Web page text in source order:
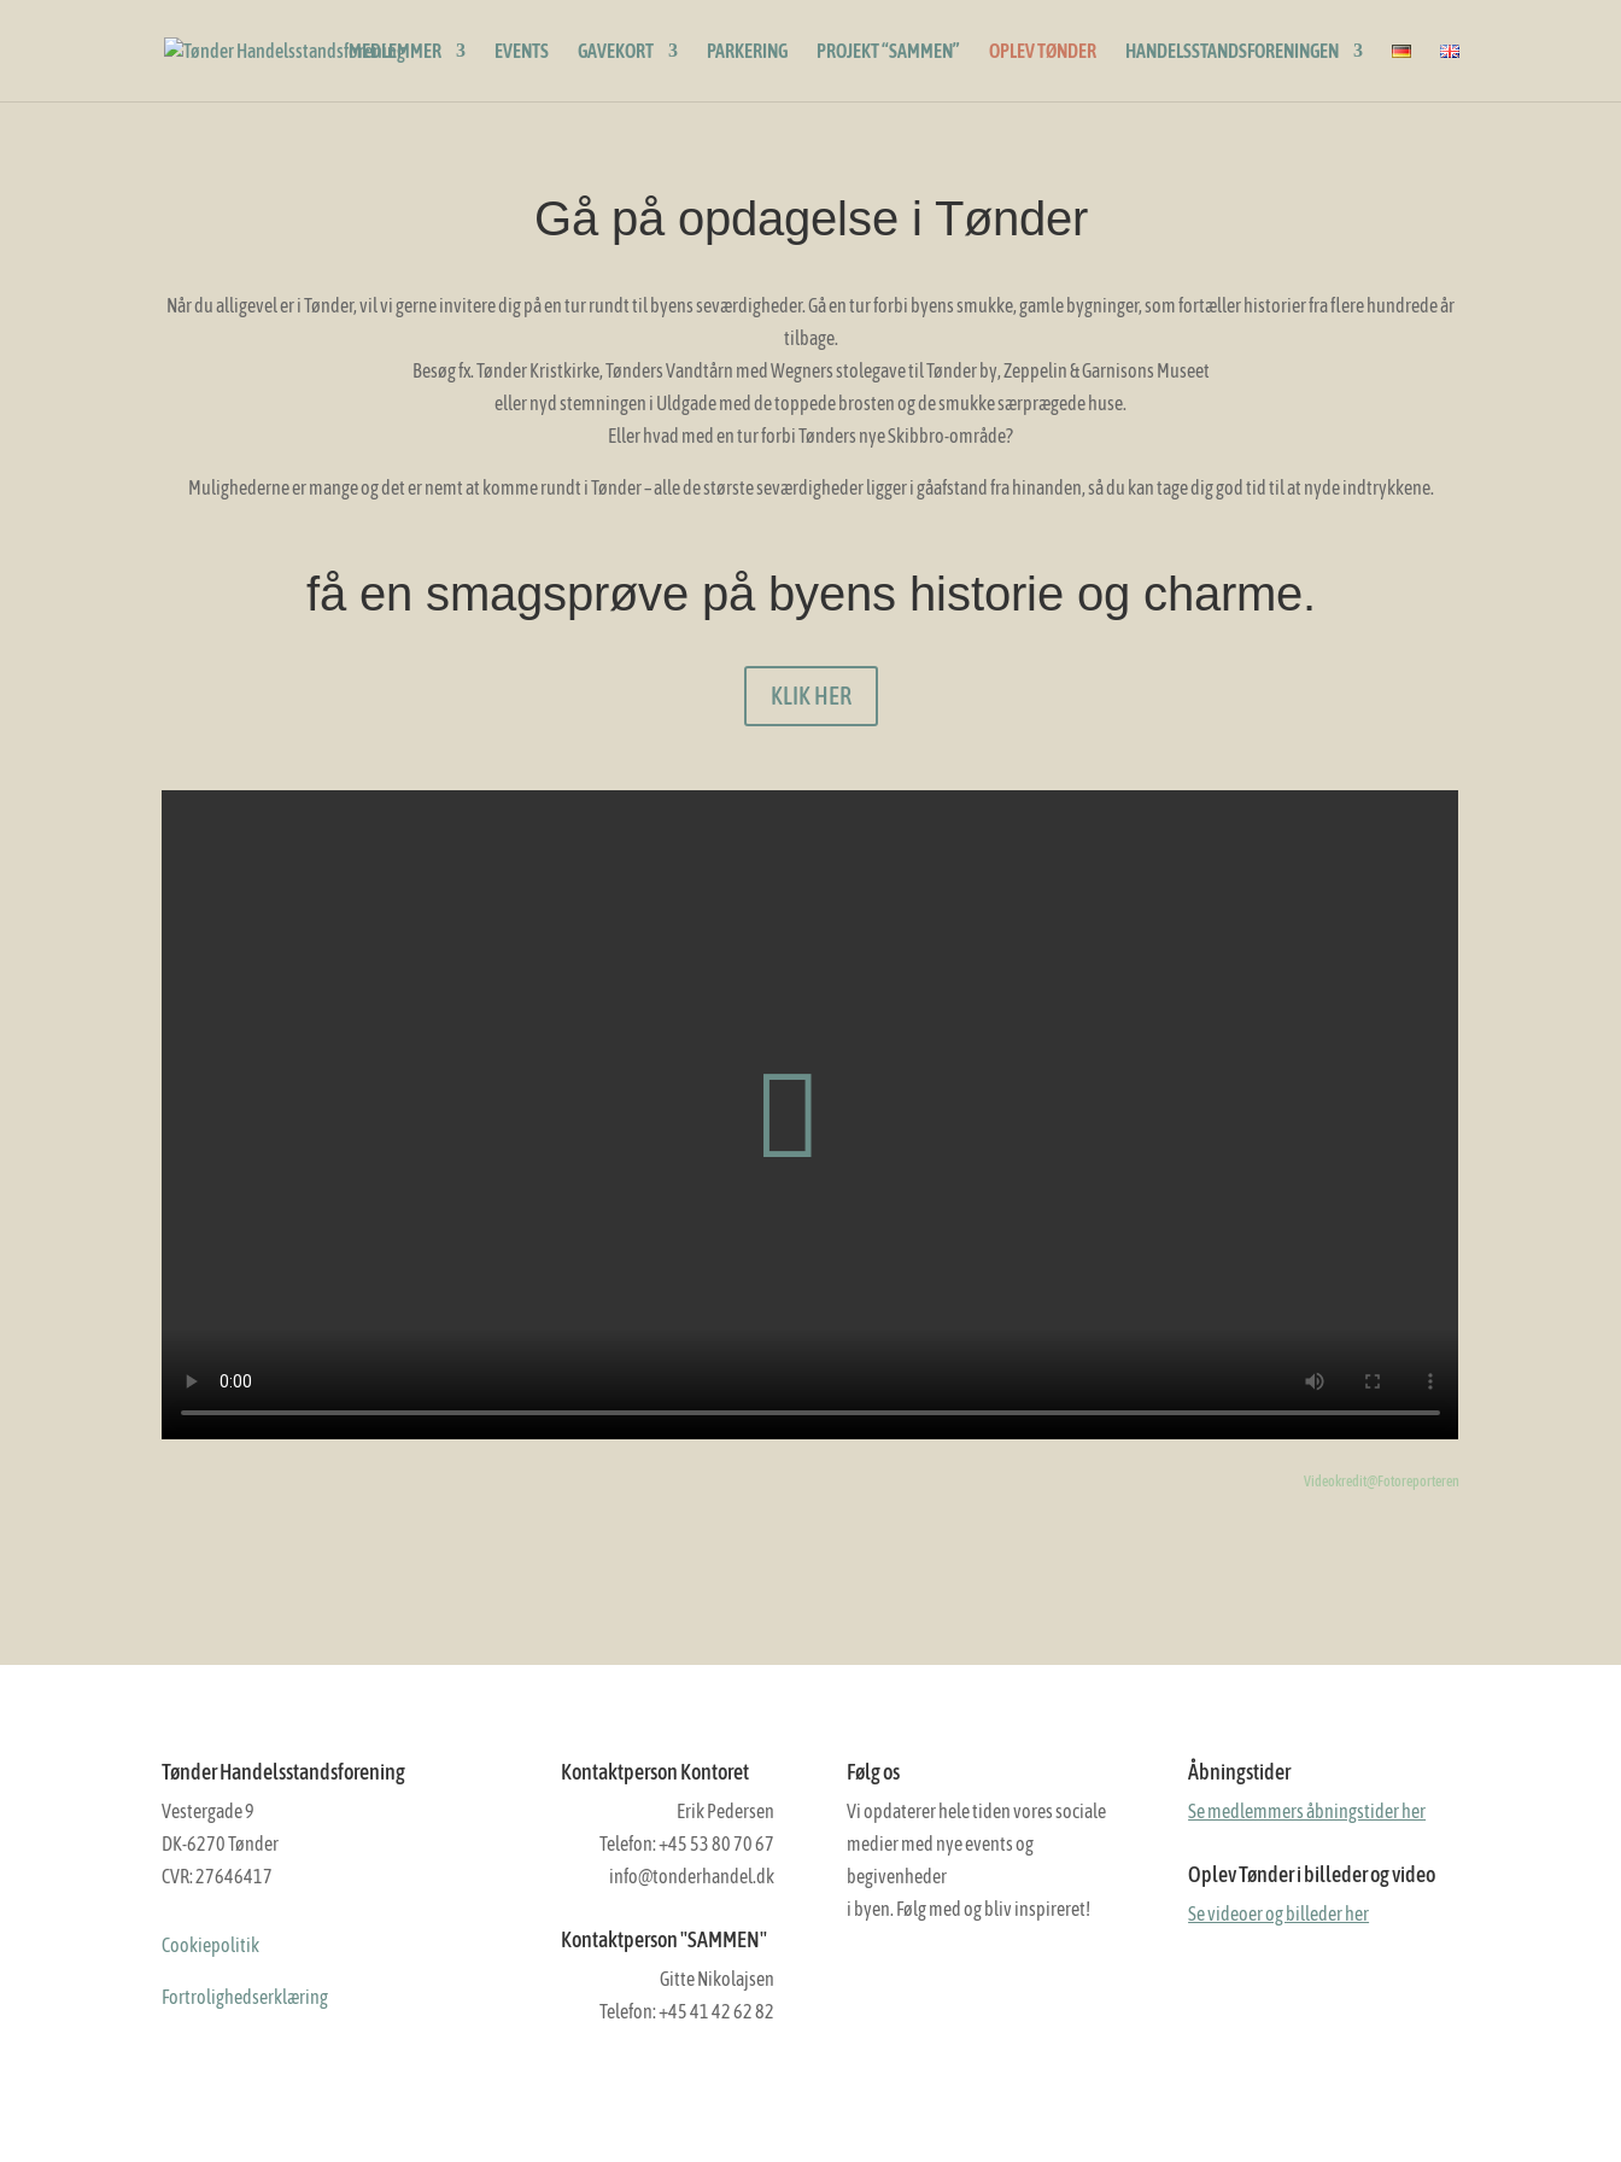
MEDLEMMER EVENTS GAVEKORT PARKERING PROJEKT “SAMMEN” OPLEV TØNDER HANDELSSTANDSFORENINGEN
Gå på opdagelse i Tønder
Når du alligevel er i Tønder, vil vi gerne invitere dig på en tur rundt til byens seværdigheder. Gå en tur forbi byens smukke, gamle bygninger, som fortæller historier fra flere hundrede år
tilbage.
Besøg fx. Tønder Kristkirke, Tønders Vandtårn med Wegners stolegave til Tønder by, Zeppelin & Garnisons Museet
eller nyd stemningen i Uldgade med de toppede brosten og de smukke særprægede huse.
Eller hvad med en tur forbi Tønders nye Skibbro-område?
Mulighederne er mange og det er nemt at komme rundt i Tønder – alle de største seværdigheder ligger i gåafstand fra hinanden, så du kan tage dig god tid til at nyde indtrykkene.
få en smagsprøve på byens historie og charme.
KLIK HER
Videokredit@Fotoreporteren
Tønder Handelsstandsforening
Vestergade 9
DK-6270 Tønder
CVR: 27646417
Cookiepolitik
Fortrolighedserklæring
Kontaktperson Kontoret
Erik Pedersen
Telefon: +45 53 80 70 67
info@tonderhandel.dk
Kontaktperson "SAMMEN"
Gitte Nikolajsen
Telefon: +45 41 42 62 82
Følg os
Vi opdaterer hele tiden vores sociale
medier med nye events og
begivenheder
i byen. Følg med og bliv inspireret!
Åbningstider
Se medlemmers åbningstider her
Oplev Tønder i billeder og video
Se videoer og billeder her